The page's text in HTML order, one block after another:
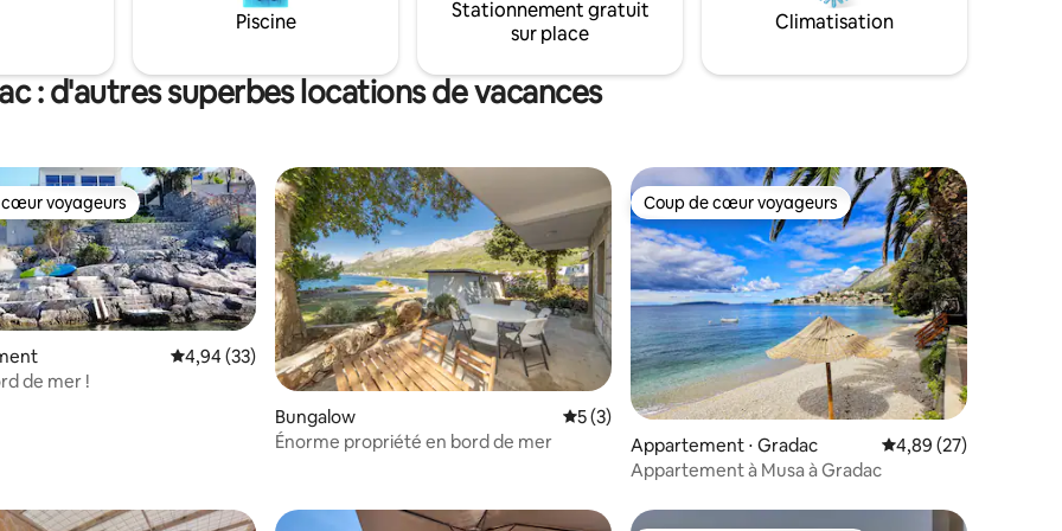
Piscine
Stationnement gratuit
sur place
Climatisation
: d'autres superbes locations de vacances
sur la base de 4 commentaires : 5 sur 5
cœur voyageurs
voyageurs
Évaluation moyenne sur la base de 33 commentaires : 4,94 sur 5
4,94 (33)
de mer !
Bungalow
Évaluation moyenne sur la base de 3 commentaires : 5 sur 5
5 (3)
Énorme propriété en bord de mer
Coup de cœur voyageurs
Coup de cœur voyageurs
Appartement ⋅ Gradac Évaluation moyenne
4,89 (27)
Appartement à Musa à Gradac